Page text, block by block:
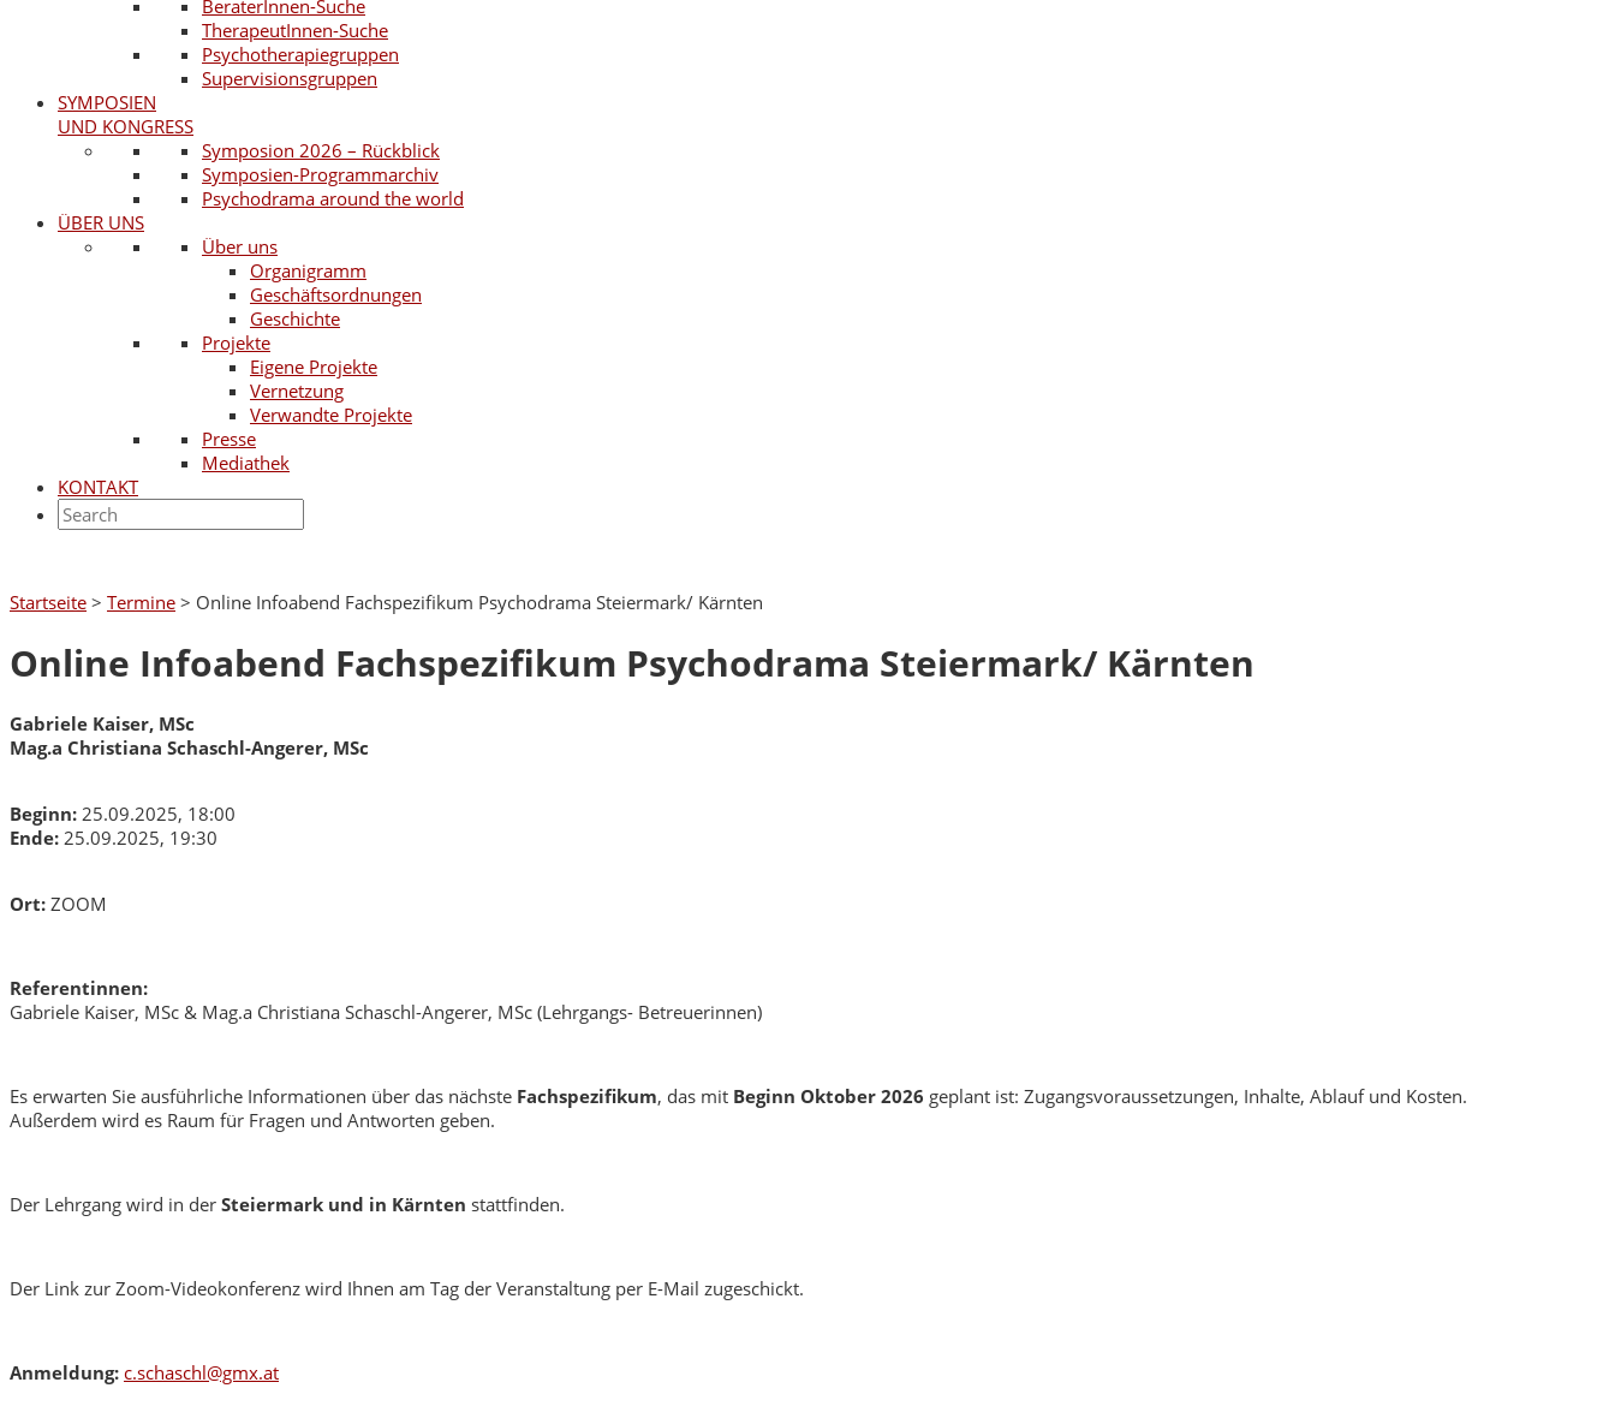
BeraterInnen-Suche
TherapeutInnen-Suche
Psychotherapiegruppen
Supervisionsgruppen
SYMPOSIEN
UND KONGRESS
Symposion 2026 – Rückblick
Symposien-Programmarchiv
Psychodrama around the world
ÜBER UNS
Über uns
Organigramm
Geschäftsordnungen
Geschichte
Projekte
Eigene Projekte
Vernetzung
Verwandte Projekte
Presse
Mediathek
KONTAKT
Startseite > Termine > Online Infoabend Fachspezifikum Psychodrama Steiermark/ Kärnten
Online Infoabend Fachspezifikum Psychodrama Steiermark/ Kärnten
Gabriele Kaiser, MSc
Mag.a Christiana Schaschl-Angerer, MSc
Beginn: 25.09.2025, 18:00
Ende: 25.09.2025, 19:30
Ort: ZOOM
Referentinnen:
Gabriele Kaiser, MSc & Mag.a Christiana Schaschl-Angerer, MSc (Lehrgangs- Betreuerinnen)
Es erwarten Sie ausführliche Informationen über das nächste Fachspezifikum, das mit Beginn Oktober 2026 geplant ist: Zugangsvoraussetzungen, Inhalte, Ablauf und Kosten.
Außerdem wird es Raum für Fragen und Antworten geben.
Der Lehrgang wird in der Steiermark und in Kärnten stattfinden.
Der Link zur Zoom-Videokonferenz wird Ihnen am Tag der Veranstaltung per E-Mail zugeschickt.
Anmeldung: c.schaschl@gmx.at